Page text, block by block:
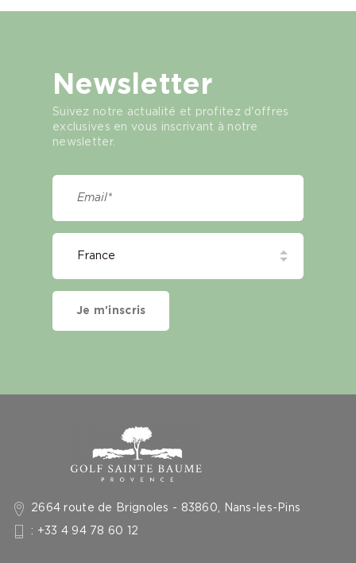
2664 route de Brignoles - 83860, Nans-les-Pins
: +33 4 94 78 60 12
Newsletter
Suivez notre actualité et profitez d'offres
exclusives en vous inscrivant à notre
newsletter.
Je m'inscris